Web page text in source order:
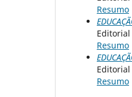
Resumo
Editorial
Resumo
Editorial
Resumo